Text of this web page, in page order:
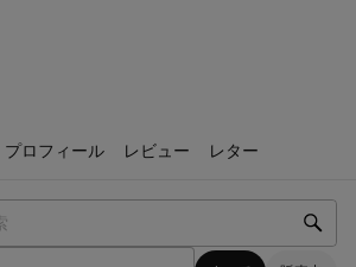
プロフィール レビュー レター